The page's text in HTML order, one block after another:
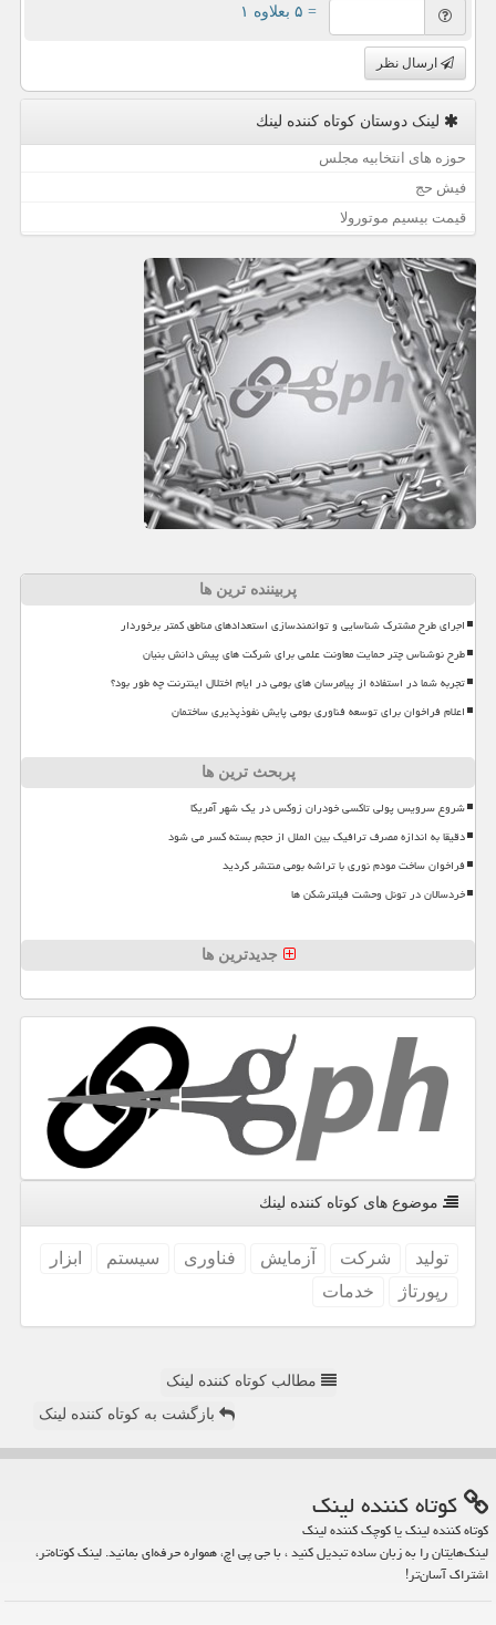
= ۵ بعلاوه ۱
ارسال نظر
لینک دوستان كوتاه كننده لینك
حوزه های انتخابیه مجلس
فیش حج
قیمت بیسیم موتورولا
پربیننده ترین ها
اجرای طرح مشترک شناسایی و توانمندسازی استعدادهای مناطق کمتر برخوردار
طرح نوشناس چتر حمایت معاونت علمی برای شرکت های پیش دانش بنیان
تجربه شما در استفاده از پیامرسان های بومی در ایام اختلال اینترنت چه طور بود؟
اعلام فراخوان برای توسعه فناوری بومی پایش نفوذپذیری ساختمان
پربحث ترین ها
شروع سرویس پولی تاکسی خودران زوکس در یک شهر آمریکا
دقیقا به اندازه مصرف ترافیک بین الملل از حجم بسته کسر می شود
فراخوان ساخت مودم نوری با تراشه بومی منتشر گردید
خردسالان در تونل وحشت فیلترشکن ها
جدیدترین ها
موضوع های كوتاه كننده لینك
تولید شركت آزمایش فناوری سیستم
ابزار
رپورتاژ
خدمات
مطالب کوتاه کننده لینک
بازگشت به کوتاه کننده لینک
كوتاه كننده لینك
کوتاه کننده لینک یا کوچک کننده لینک
لینک‌هایتان را به زبان ساده تبدیل کنید ، با جی پی اچ، همواره حرفه‌ای بمانید. لینک کوتاه‌تر،
اشتراک آسان‌تر!